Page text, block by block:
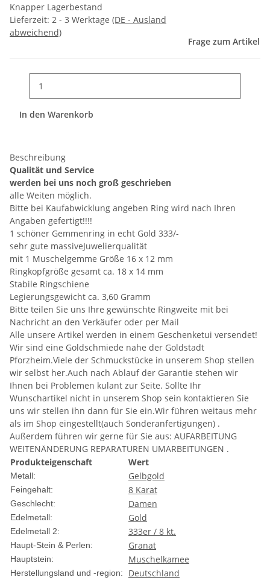
Knapper Lagerbestand
Lieferzeit: 2 - 3 Werktage (DE - Ausland
abweichend)
Frage zum Artikel
In den Warenkorb
Beschreibung
Qualität und Service
werden bei uns noch groß geschrieben
alle Weiten möglich.
Bitte bei Kaufabwicklung angeben Ring wird nach Ihren
Angaben gefertigt!!!!
1 schöner Gemmenring in echt Gold 333/-
sehr gute massiveJuwelierqualität
mit 1 Muschelgemme Größe 16 x 12 mm
Ringkopfgröße gesamt ca. 18 x 14 mm
Stabile Ringschiene
Legierungsgewicht ca. 3,60 Gramm
Bitte teilen Sie uns Ihre gewünschte Ringweite mit bei
Nachricht an den Verkäufer oder per Mail
Alle unsere Artikel werden in einem Geschenketui versendet!
Wir sind eine Goldschmiede nahe der Goldstadt
Pforzheim.Viele der Schmuckstücke in unserem Shop stellen
wir selbst her.Auch nach Ablauf der Garantie stehen wir
Ihnen bei Problemen kulant zur Seite. Sollte Ihr
Wunschartikel nicht in unserem Shop sein kontaktieren Sie
uns wir stellen ihn dann für Sie ein.Wir führen weitaus mehr
als im Shop eingestellt(auch Sonderanfertigungen) .
Außerdem führen wir gerne für Sie aus: AUFARBEITUNG
WEITENÄNDERUNG REPARATUREN UMARBEITUNGEN .
Produkteigenschaft
Wert
Metall: Gelbgold
Feingehalt: 8 Karat
Geschlecht: Damen
Edelmetall: Gold
Edelmetall 2: 333er / 8 kt.
Haupt-Stein & Perlen: Granat
Hauptstein: Muschelkamee
Herstellungsland und -region: Deutschland